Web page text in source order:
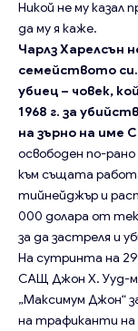
Никой не му казал
да му я каже.
Чарлз Харелсън
семейството
убиец – човек,
1968 г. за
на зърно на име
освободен по-рано
към същата
тийнейджър и
000 долара от
за да застреля и
На сутринта на
САЩ Джон Х. Ууд-
„Максимум Джон“
на трафиканти на